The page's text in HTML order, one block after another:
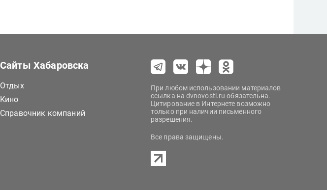
Сайты Хабаровска
Отдых
Кино
Справочник компаний
При любом использовании материалов
ссылка на dvnovosti.ru обязательна.
Цитирование в Интернете возможно
только при наличии письменного
разрешения.
Все права защищены.